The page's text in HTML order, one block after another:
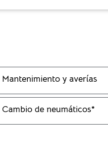
Mantenimiento y averías
Cambio de neumáticos*